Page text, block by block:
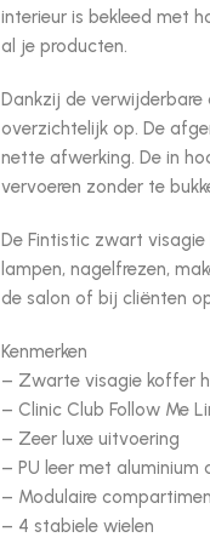
interieur is bekleed met
al je producten.
Dankzij de verwijderbare
overzichtelijk op. De
nette afwerking. De in
vervoeren zonder te
De Fintistic zwart
lampen, nagelfrezen,
de salon of bij cliënten
Kenmerken
– Zwarte visagie koffer
– Clinic Club Follow Me
– Zeer luxe uitvoering
– PU leer met aluminium
– Modulaire
– 4 stabiele wielen